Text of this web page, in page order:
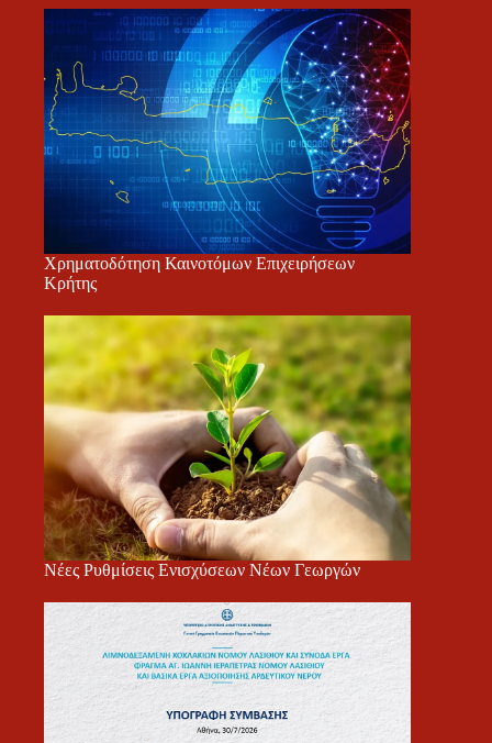
Χρηματοδότηση Καινοτόμων Επιχειρήσεων
Κρήτης
Νέες Ρυθμίσεις Ενισχύσεων Νέων Γεωργών